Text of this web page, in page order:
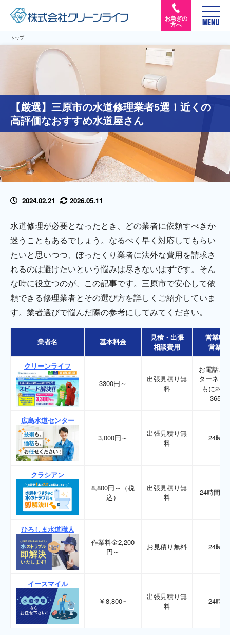
お急ぎの
方へ
MENU
トップ
【厳選】三原市の水道修理業者5選！近くの
高評価なおすすめ水道屋さん
2024.02.21 2026.05.11
水道修理が必要となったとき、どの業者に依頼すべきか
迷うこともあるでしょう。なるべく早く対応してもらい
たいと思いつつ、ぼったくり業者に法外な費用を請求さ
れるのは避けたいという悩みは尽きないはずです。そん
な時に役立つのが、この記事です。三原市で安心して依
頼できる修理業者とその選び方を詳しくご紹介していま
す。業者選びで悩んだ際の参考にしてみてください。
業者名 基本料金
見積・出張
相談費用
営業時
営業日
クリーンライフ
3300円～
出張見積り無
料
お電話、
ターネッ
もに24
365日
広島水道センター
3,000円～
出張見積り無
料
24時間
クラシアン
8,800円～（税
込）
出張見積り無
料
24時間
ひろしま水道職人
作業料金2,200
円～
お見積り無料 24時間
イースマイル
¥ 8,800~
出張見積り無
料
24時間